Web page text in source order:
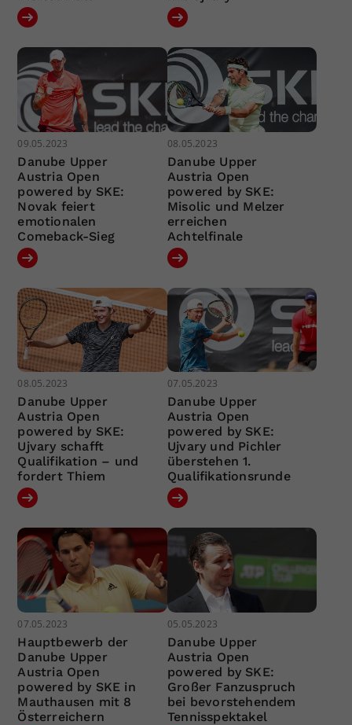
09.05.2023
Danube Upper
Austria Open
powered by SKE:
Novak feiert
emotionalen
Comeback-Sieg
08.05.2023
Danube Upper
Austria Open
powered by SKE:
Misolic und Melzer
erreichen
Achtelfinale
08.05.2023
Danube Upper
Austria Open
powered by SKE:
Ujvary schafft
Qualifikation – und
fordert Thiem
07.05.2023
Danube Upper
Austria Open
powered by SKE:
Ujvary und Pichler
überstehen 1.
Qualifikationsrunde
07.05.2023
Hauptbewerb der
Danube Upper
Austria Open
powered by SKE in
Mauthausen mit 8
Österreichern
05.05.2023
Danube Upper
Austria Open
powered by SKE:
Großer Fanzuspruch
bei bevorstehendem
Tennisspektakel